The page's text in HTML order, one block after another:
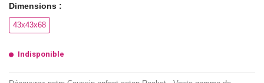
Dimensions :
43x43x68
Indisponible